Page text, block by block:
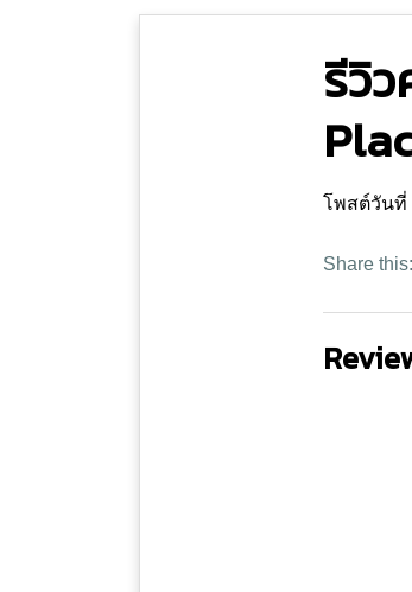
รีวิ
โพสต์วันที่
Share this: